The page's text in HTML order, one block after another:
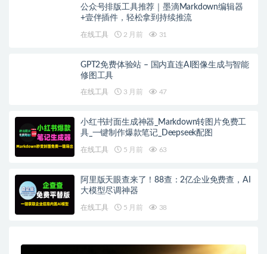
公众号排版工具推荐｜墨滴Markdown编辑器
+壹伴插件，轻松拿到持续推流
在线工具 2 月前 31
GPT2免费体验站 – 国内直连AI图像生成与智能
修图工具
在线工具 3 月前 47
小红书封面生成神器_Markdown转图片免费工
具_一键制作爆款笔记_Deepseek配图
在线工具 5 月前 63
阿里版天眼查来了！88查：2亿企业免费查，AI
大模型尽调神器
在线工具 5 月前 38